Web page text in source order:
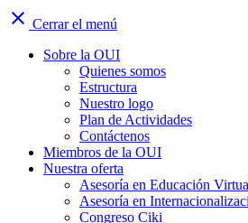
close Cerrar el menú
Sobre la OUI
Quienes somos
Estructura
Nuestro logo
Plan de Actividades
Contáctenos
Miembros de la OUI
Nuestra oferta
Asesoría en Educación
Asesoría en
Congreso Ciki